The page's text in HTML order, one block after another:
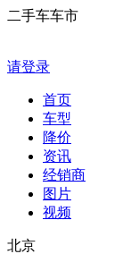
二手车车市
请登录
首页
车型
降价
资讯
经销商
图片
视频
北京